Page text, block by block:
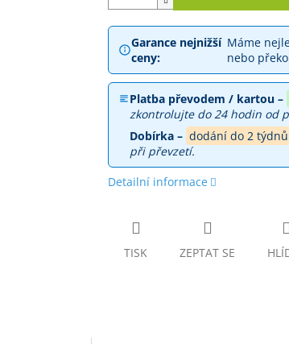
Garance nejnižší
ceny:
Máme
nebo
Platba převodem / kartou –
zkontrolujte do 24 hodin od
Dobírka – dodání do 2 týdnů
při převzetí.
Detailní informace
TISK ZEPTAT SE